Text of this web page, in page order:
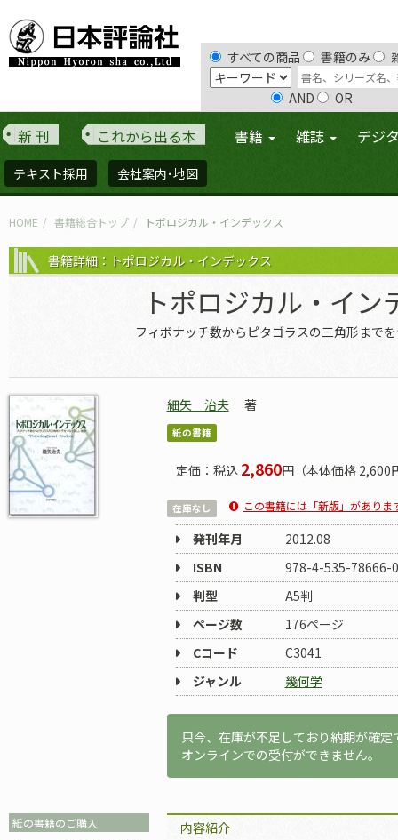
すべての商品 書籍のみ
AND OR
新 刊 これから出る本 書籍 雑誌 デジ
テキスト採用 会社案内･地図
HOME 書籍総合トップ トポロジカル・インデックス
書籍詳細：トポロジカル・インデックス
トポロジカル・イン
フィボナッチ数からピタゴラスの三角形まで
細矢 治夫 著
紙の書籍
定価：税込 2,860円（本体価格 2,600
在庫なし この書籍には「新版」がありま
発刊年月
2012.08
ISBN
978-4-535-78666-0
判型
A5判
ページ数
176ページ
Cコード
C3041
ジャンル
幾何学
只今、在庫が不足しており納期が確定
オンラインでの受付ができません。
紙の書籍のご購入
内容紹介